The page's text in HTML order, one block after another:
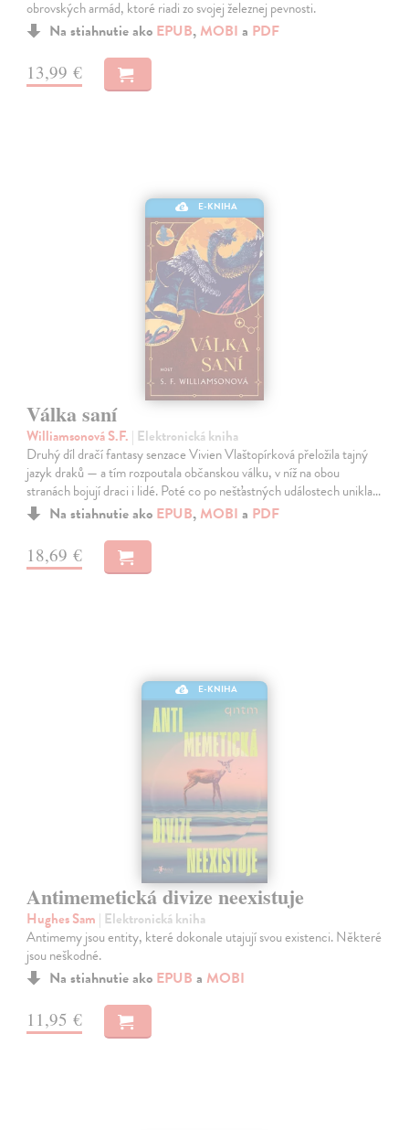
obrovských armád, ktoré riadi zo svojej železnej pevnosti.
Na stiahnutie ako EPUB, MOBI a PDF
13,99 €
E-KNIHA
Válka saní
Williamsonová S.F. | Elektronická kniha
Druhý díl dračí fantasy senzace Vivien Vlaštopírková přeložila tajný
jazyk draků — a tím rozpoutala občanskou válku, v níž na obou
stranách bojují draci i lidé. Poté co po nešťastných událostech unikla…
Na stiahnutie ako EPUB, MOBI a PDF
18,69 €
E-KNIHA
Antimemetická divize neexistuje
Hughes Sam | Elektronická kniha
Antimemy jsou entity, které dokonale utajují svou existenci. Některé
jsou neškodné.
Na stiahnutie ako EPUB a MOBI
11,95 €